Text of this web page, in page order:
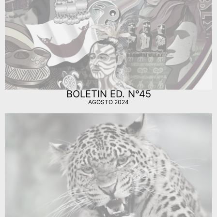
BOLETIN ED. N°45
AGOSTO 2024